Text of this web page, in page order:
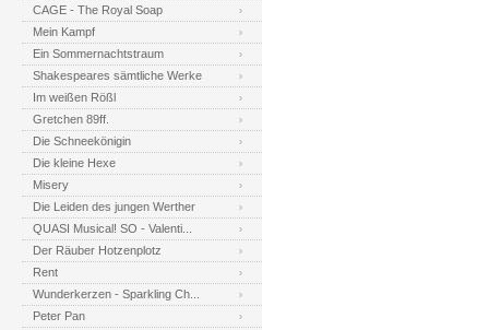
CAGE - The Royal Soap
Mein Kampf
Ein Sommernachtstraum
Shakespeares sämtliche Werke
Im weißen Rößl
Gretchen 89ff.
Die Schneekönigin
Die kleine Hexe
Misery
Die Leiden des jungen Werther
QUASI Musical! SO - Valenti...
Der Räuber Hotzenplotz
Rent
Wunderkerzen - Sparkling Ch...
Peter Pan